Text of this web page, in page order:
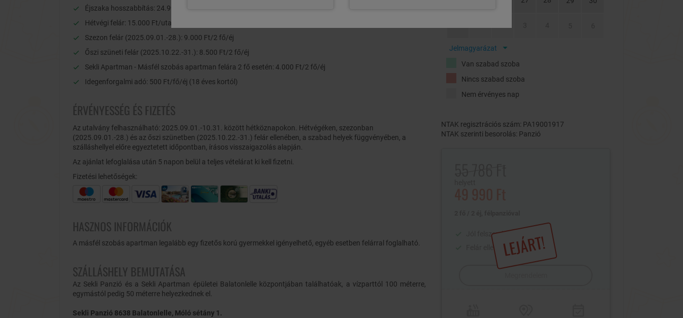
Éjszaka hosszabbítás: 24.995 Ft/2 fő/éj
Hétvégi felár: 15.000 Ft/utalvány (péntek és/vagy szombat éjszaka)
Szezon felár (2025.09.01.-28.): 9.000 Ft/2 fő/éj
Őszi szüneti felár (2025.10.22.-31.): 8.500 Ft/2 fő/éj
Sekli Apartman - Másfél szobás apartman felára 2 fő esetén: 4.000 Ft/2 fő/éj
Idegenforgalmi adó: 500 Ft/fő/éj (18 éves kortól)
ÉRVÉNYESSÉG ÉS FIZETÉS
Az utalvány felhasználható: 2025.09.01.-10.31. között hétköznapokon. Hétvégéken, szezonban
(2025.09.01.-28.) és az őszi szünetben (2025.10.22.-31.) felár ellenében, a szabad helyek függvényében, a
szálláshellyel előre egyeztetett időpontban, írásos visszaigazolás alapján.
Az ajánlat lefoglalása után 5 napon belül a teljes vételárat ki kell fizetni.
Fizetési lehetőségek:
HASZNOS INFORMÁCIÓK
A másfél szobás apartman legalább egy fizetős korú gyermekkel igényelhető, egyéb esetben felárral foglalható.
SZÁLLÁSHELY BEMUTATÁSA
Az Sekli Panzió és a Sekli Apartman épületei Balatonlelle központjában találhatóak, a vízparttól 100 méterre,
egymástól pedig 50 méterre helyezkednek el.
Sekli Panzió 8638 Balatonlelle, Móló sétány 1.
Jelmagyarázat
Van szabad szoba
Nincs szabad szoba
Nem érvényes nap
NTAK regisztrációs szám: PA19001917
NTAK szerinti besorolás: Panzió
LEJÁRT!
Jól felszerelt apartmanok
Felár ellenében hétvégén is